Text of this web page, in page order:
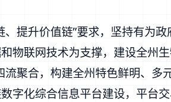
提升价值链”要求，坚持有为
物联网技术为支撑，建设全州
流聚合，构建全州特色鲜明、
字化综合信息平台建设，平台